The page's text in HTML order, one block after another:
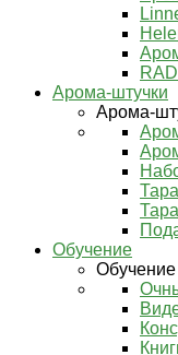
Арома-штучки
Арома-
Обучение
Обучение